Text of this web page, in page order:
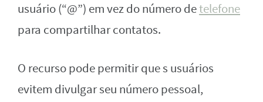
usuário (“@”) em vez do número detelefone
para compartilhar contatos.
O recurso pode permitir que s usuários
evitem divulgar seu número pessoal,